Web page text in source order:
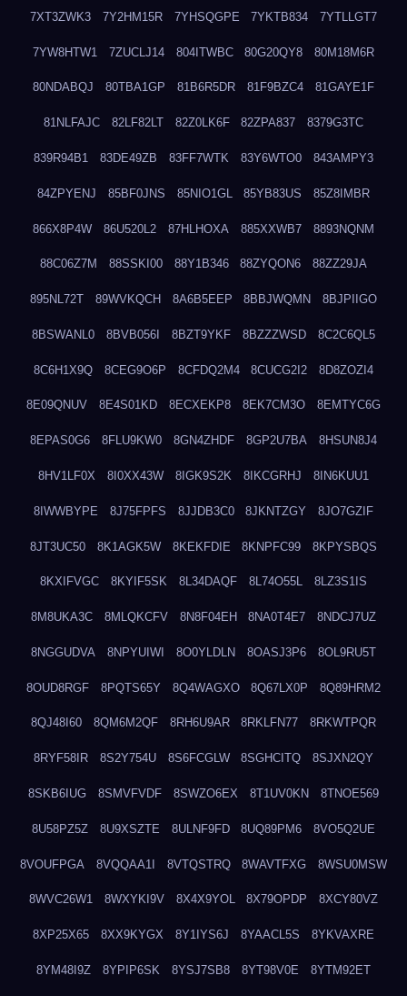
7XT3ZWK3 7Y2HM15R 7YHSQGPE 7YKTB834 7YTLLGT7
7YW8HTW1 7ZUCLJ14 804ITWBC 80G20QY8 80M18M6R
80NDABQJ 80TBA1GP 81B6R5DR 81F9BZC4 81GAYE1F
81NLFAJC 82LF82LT 82Z0LK6F 82ZPA837 8379G3TC
839R94B1 83DE49ZB 83FF7WTK 83Y6WTO0 843AMPY3
84ZPYENJ 85BF0JNS 85NIO1GL 85YB83US 85Z8IMBR
866X8P4W 86U520L2 87HLHOXA 885XXWB7 8893NQNM
88C06Z7M 88SSKI00 88Y1B346 88ZYQON6 88ZZ29JA
895NL72T 89WVKQCH 8A6B5EEP 8BBJWQMN 8BJPIIGO
8BSWANL0 8BVB056I 8BZT9YKF 8BZZZWSD 8C2C6QL5
8C6H1X9Q 8CEG9O6P 8CFDQ2M4 8CUCG2I2 8D8ZOZI4
8E09QNUV 8E4S01KD 8ECXEKP8 8EK7CM3O 8EMTYC6G
8EPAS0G6 8FLU9KW0 8GN4ZHDF 8GP2U7BA 8HSUN8J4
8HV1LF0X 8I0XX43W 8IGK9S2K 8IKCGRHJ 8IN6KUU1
8IWWBYPE 8J75FPFS 8JJDB3C0 8JKNTZGY 8JO7GZIF
8JT3UC50 8K1AGK5W 8KEKFDIE 8KNPFC99 8KPYSBQS
8KXIFVGC 8KYIF5SK 8L34DAQF 8L74O55L 8LZ3S1IS
8M8UKA3C 8MLQKCFV 8N8F04EH 8NA0T4E7 8NDCJ7UZ
8NGGUDVA 8NPYUIWI 8O0YLDLN 8OASJ3P6 8OL9RU5T
8OUD8RGF 8PQTS65Y 8Q4WAGXO 8Q67LX0P 8Q89HRM2
8QJ48I60 8QM6M2QF 8RH6U9AR 8RKLFN77 8RKWTPQR
8RYF58IR 8S2Y754U 8S6FCGLW 8SGHCITQ 8SJXN2QY
8SKB6IUG 8SMVFVDF 8SWZO6EX 8T1UV0KN 8TNOE569
8U58PZ5Z 8U9XSZTE 8ULNF9FD 8UQ89PM6 8VO5Q2UE
8VOUFPGA 8VQQAA1I 8VTQSTRQ 8WAVTFXG 8WSU0MSW
8WVC26W1 8WXYKI9V 8X4X9YOL 8X79OPDP 8XCY80VZ
8XP25X65 8XX9KYGX 8Y1IYS6J 8YAACL5S 8YKVAXRE
8YM48I9Z 8YPIP6SK 8YSJ7SB8 8YT98V0E 8YTM92ET